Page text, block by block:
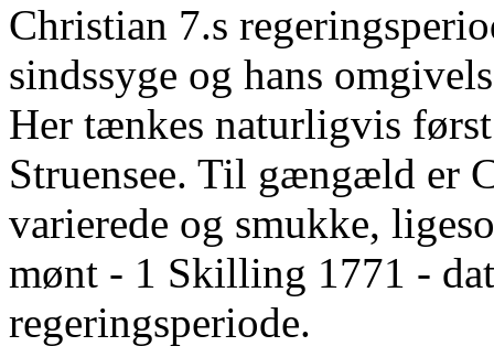
Christian 7.s
sindssyge og hans
Her tænkes naturligvis
Struensee. Til gængæld er
varierede og smukke,
mønt - 1 Skilling 1771 -
regeringsperiode.